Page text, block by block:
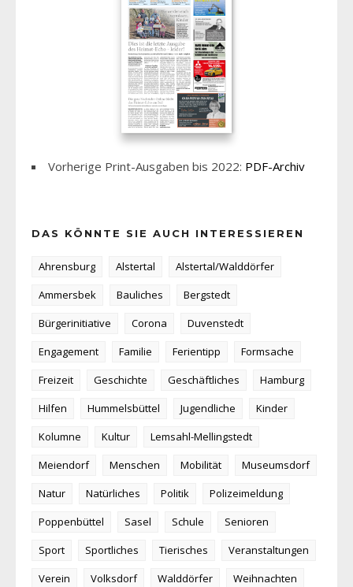
Vorherige Print-Ausgaben bis 2022: PDF-Archiv
DAS KÖNNTE SIE AUCH INTERESSIEREN
Ahrensburg Alstertal
Alstertal/Walddörfer
Ammersbek
Bauliches
Bergstedt
Bürgerinitiative
Corona
Duvenstedt
Engagement
Familie Ferientipp
Formsache
Freizeit
Geschichte Geschäftliches
Hamburg
Hilfen
Hummelsbüttel Jugendliche
Kinder
Kolumne
Kultur
Lemsahl-Mellingstedt
Meiendorf
Menschen Mobilität
Museumsdorf
Natur
Natürliches Politik
Polizeimeldung
Poppenbüttel
Sasel Schule
Senioren
Sport
Sportliches Tierisches
Veranstaltungen
Verein
Volksdorf Walddörfer
Weihnachten